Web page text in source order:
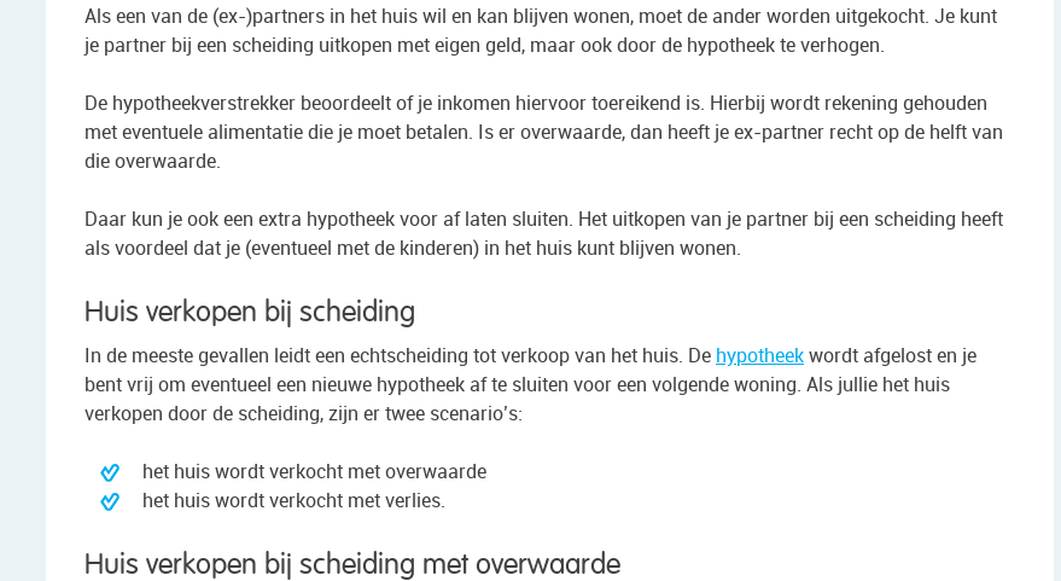
Als een van de (ex-)partners in het huis wil en kan blijven wonen, moet de ander worden uitgekocht. Je kunt
je partner bij een scheiding uitkopen met eigen geld, maar ook door de hypotheek te verhogen.
De hypotheekverstrekker beoordeelt of je inkomen hiervoor toereikend is. Hierbij wordt rekening gehouden
met eventuele alimentatie die je moet betalen. Is er overwaarde, dan heeft je ex-partner recht op de helft van
die overwaarde.
Daar kun je ook een extra hypotheek voor af laten sluiten. Het uitkopen van je partner bij een scheiding heeft
als voordeel dat je (eventueel met de kinderen) in het huis kunt blijven wonen.
Huis verkopen bij scheiding
In de meeste gevallen leidt een echtscheiding tot verkoop van het huis. De hypotheekwordt afgelost en je
bent vrij om eventueel een nieuwe hypotheek af te sluiten voor een volgende woning. Als jullie het huis
verkopen door de scheiding, zijn er twee scenario’s:
het huis wordt verkocht met overwaarde
het huis wordt verkocht met verlies.
Huis verkopen bij scheiding met overwaarde